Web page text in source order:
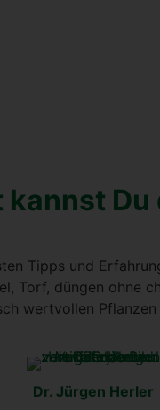
kannst
Tipps und
Torf, dün­gen ohne
wert­vol­len
Dr. Jür­gen Her­ler